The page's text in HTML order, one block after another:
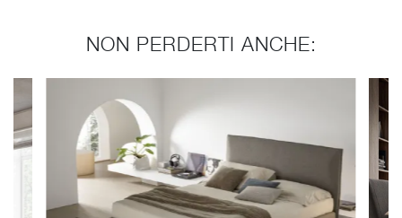
NON PERDERTI ANCHE: